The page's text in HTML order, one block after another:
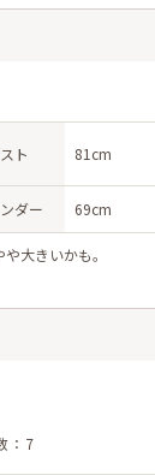
ト 81cm
ダー 69cm
大きいかも。
：7